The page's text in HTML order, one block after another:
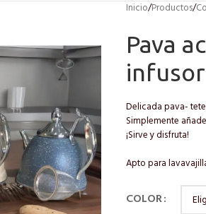
Inicio/Productos/
Pava
infusor
Delicada pava-
Simplemente
¡Sirve y disfruta!
Apto para
COLOR